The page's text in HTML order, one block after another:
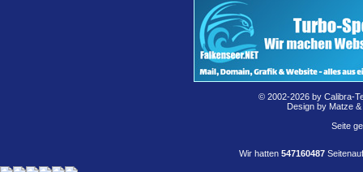
© 2002-2026 by Calibra-
Design by Matze
Seite
Wir hatten 547160487